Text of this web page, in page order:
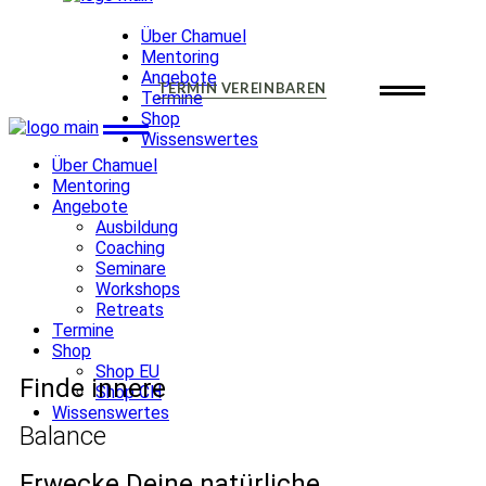
Über Chamuel
Mentoring
Angebote
Ausbildung
Coaching
Seminare
Workshops
Retreats
Termine
Shop
Shop EU
Shop CH
Wissenswertes
TERMIN VEREINBAREN
Ausbildung
Workshops
Shop EU
Über Chamuel
Mentoring
Angebote
Ausbildung
Coaching
Seminare
Workshops
Retreats
Termine
Shop
Shop EU
Shop CH
Wissenswertes
Finde innere
Balance